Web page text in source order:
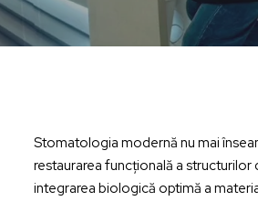
Stomatologia modernă nu mai
restaurarea funcțională a structurilor
integrarea biologică optimă a